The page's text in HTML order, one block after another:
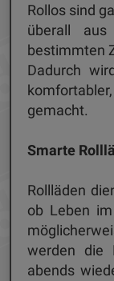
Rollos sind
überall
bestimmten
Dadurch
gemacht.
Smarte
Rollläden
ob Leben
werden die
abends